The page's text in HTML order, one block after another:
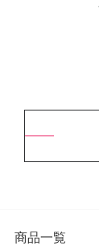
商品一覧